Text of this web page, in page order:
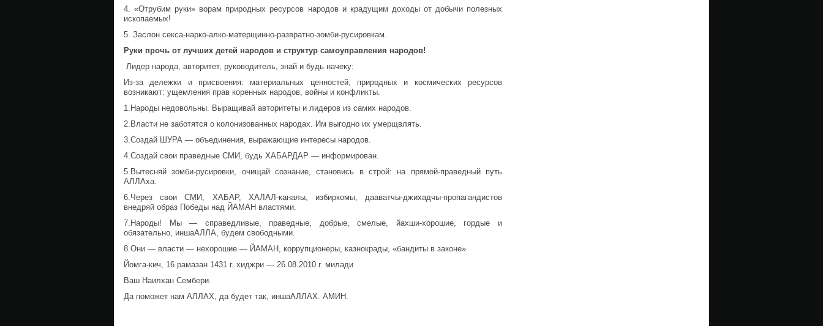
4. «Отрубим руки» ворам природных ресурсов народов и крадущим доходы от добычи полезных
ископаемых!
5. Заслон секса-нарко-алко-матерщинно-развратно-зомби-русировкам.
Руки прочь от лучших детей народов и структур самоуправления народов!
Лидер народа, авторитет, руководитель, знай и будь начеку:
Из-за дележки и присвоения: материальных ценностей, природных и космических ресурсов
возникают: ущемления прав коренных народов, войны и конфликты.
1.Народы недовольны. Выращивай авторитеты и лидеров из самих народов.
2.Власти не заботятся о колонизованных народах. Им выгодно их умерщвлять.
3.Создай ШУРА — объединения, выражающие интересы народов.
4.Создай свои праведные СМИ, будь ХАБАРДАР — информирован.
5.Вытесняй зомби-русировки, очищай сознание, становись в строй: на прямой-праведный путь
АЛЛАха.
6.Через свои СМИ, ХАБАР, ХАЛАЛ-каналы, избиркомы, дааватчы-джихадчы-пропагандистов
внедряй образ Победы над ЙАМАН властями.
7.Народы! Мы — справедливые, праведные, добрые, смелые, йахши-хорошие, гордые и
обязательно, иншаАЛЛА, будем свободными.
8.Они — власти — нехорошие — ЙАМАН, коррупционеры, казнокрады, «бандиты в законе»
Йомга-кич, 16 рамазан 1431 г. хиджри — 26.08.2010 г. милади
Ваш Наилхан Сембери.
Да поможет нам АЛЛАХ, да будет так, иншаАЛЛАХ. АМИН.